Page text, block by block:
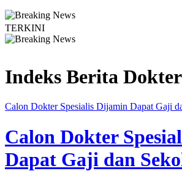
TERKINI
Indeks Berita
Calon Dokter Spesialis Dijamin Dapat Gaji
Calon Dokter
Dapat Gaji dan